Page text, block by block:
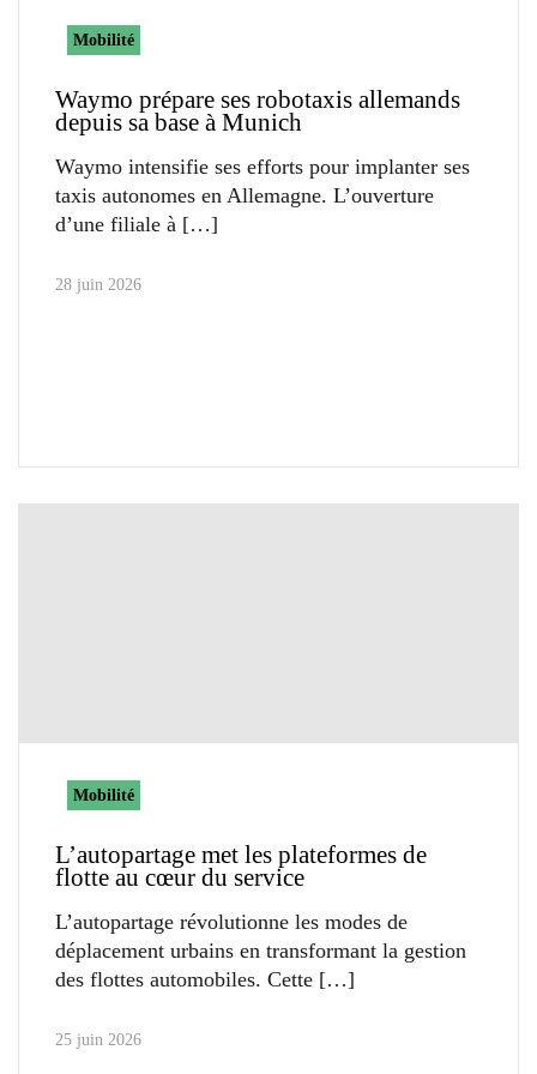
Mobilité
Waymo prépare ses robotaxis allemands
depuis sa base à Munich
Waymo intensifie ses efforts pour implanter ses
taxis autonomes en Allemagne. L’ouverture
d’une filiale à
28 juin 2026
Mobilité
L’autopartage met les plateformes de
flotte au cœur du service
L’autopartage révolutionne les modes de
déplacement urbains en transformant la gestion
des flottes automobiles. Cette
25 juin 2026